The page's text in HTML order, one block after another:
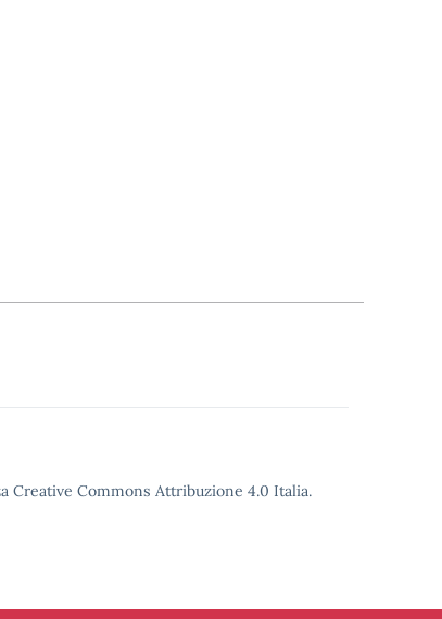
Creative Commons Attribuzione 4.0 Italia.